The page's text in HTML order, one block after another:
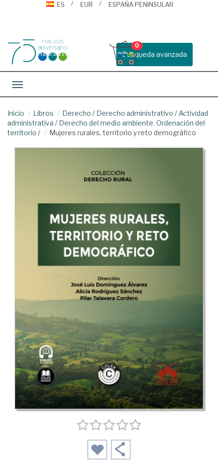
ES
EUR ESPAÑA PENINSULAR
Busqueda avanzada
0
Toggle navigation
Inicio Libros Derecho / Derecho administrativo / Actividad
administrativa / Derecho del medio ambiente. Ordenación del
territorio / Mujeres rurales, territorio y reto demográfico